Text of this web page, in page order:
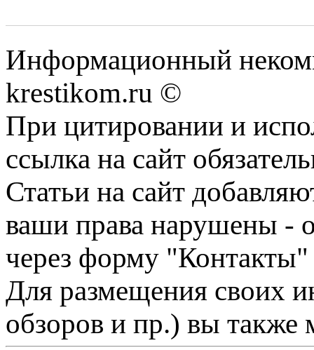
Информационный
krestikom.ru ©
При цитировании и
ссылка на сайт
Статьи на сайт
ваши права нарушены -
через форму "Контакты"
Для размещения своих
обзоров и пр.) вы также